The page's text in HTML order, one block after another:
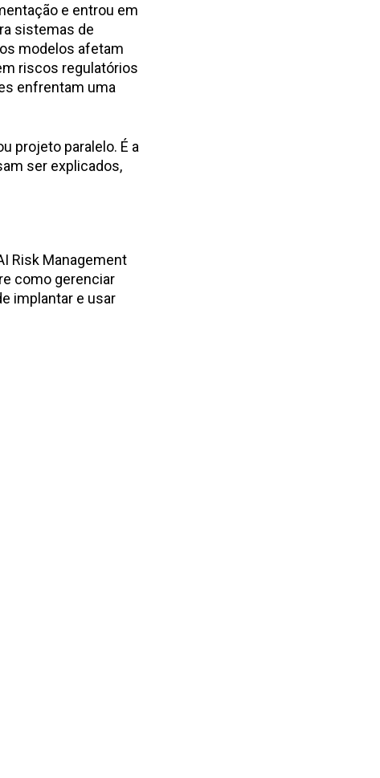
e entrou em
sistemas de
modelos afetam
riscos regulatórios
enfrentam uma
projeto paralelo. É a
ser explicados,
Risk Management
como gerenciar
implantar e usar